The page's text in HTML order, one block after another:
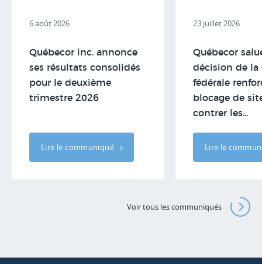
6 août 2026
Québecor inc. annonce
ses résultats consolidés
pour le deuxième
trimestre 2026
Lire le communiqué
23 juillet 2026
Québecor
décision de la
fédérale
blocage de
contrer les...
Lire le
Voir tous les communiqués